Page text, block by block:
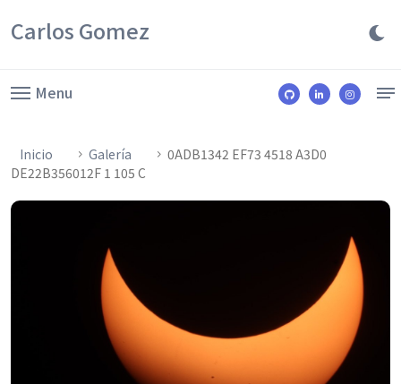
Carlos Gomez
Menu
Inicio Galería
0ADB1342 EF73 4518 A3D0
DE22B356012F 1 105 C